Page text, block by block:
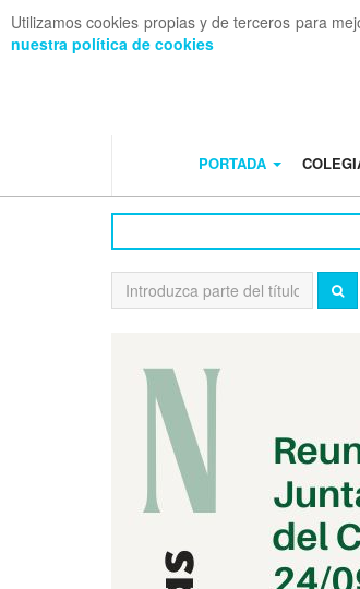
Utilizamos cookies propias y de terceros para
nuestra política de cookies
PORTADA
Introduzca
parte